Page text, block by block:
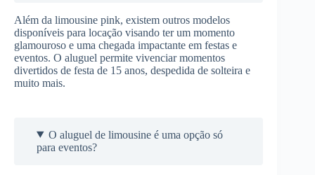
Além da limousine pink, existem outros modelos
disponíveis para locação visando ter um momento
glamouroso e uma chegada impactante em festas e
eventos. O aluguel permite vivenciar momentos
divertidos de festa de 15 anos, despedida de solteira e
muito mais.
O aluguel de limousine é uma opção só
para eventos?